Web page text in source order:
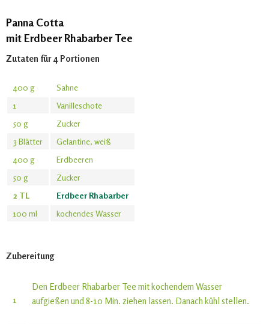
Panna Cotta
mit Erdbeer Rhabarber Tee
Zutaten für 4 Portionen
400 g
Sahne
1
Vanilleschote
50 g
Zucker
3 Blätter
Gelantine, weiß
400 g
Erdbeeren
50 g
Zucker
2 TL
Erdbeer Rhabarber
100 ml
kochendes Wasser
Zubereitung
1
Den Erdbeer Rhabarber Tee mit kochendem Wasser
aufgießen und 8-10 Min. ziehen lassen. Danach kühl stellen.